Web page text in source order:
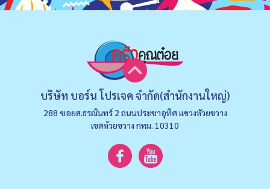
บริษัท บอร์น โปรเจค จำกัด(สำนักงานใหญ่)
288 ซอยส.ธรณินทร์ 2 ถนนประชาอุทิศ แขวงหัวยขวาง
เขตห้วยขวาง กทม. 10310